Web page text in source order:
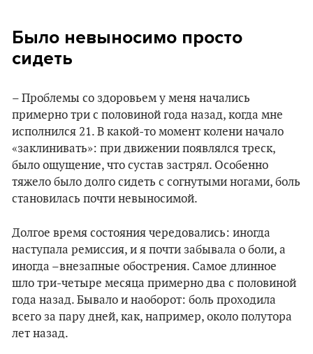
Было невыносимо просто
сидеть
– Проблемы со здоровьем у меня начались
примерно три с половиной года назад, когда мне
исполнился 21. В какой-то момент колени начало
«заклинивать»: при движении появлялся треск,
было ощущение, что сустав застрял. Особенно
тяжело было долго сидеть с согнутыми ногами, боль
становилась почти невыносимой.
Долгое время состояния чередовались: иногда
наступала ремиссия, и я почти забывала о боли, а
иногда –внезапные обострения. Самое длинное
шло три-четыре месяца примерно два с половиной
года назад. Бывало и наоборот: боль проходила
всего за пару дней, как, например, около полутора
лет назад.